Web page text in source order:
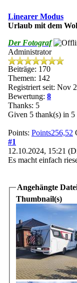
Linearer Modus
Urlaub mit dem
Der Fotograf
Administrator
Beiträge: 170
Themen: 142
Registriert seit: Nov
Bewertung: 8
Thanks: 5
Given 5 thank(s) in 5
Points: Points256,52
#1
12.10.2024, 15:21
Es macht einfach
Angehängte
Thumbnail(s)